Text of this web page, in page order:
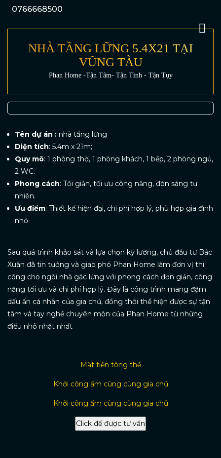
0766668500
NHÀ TẦNG LỮNG 5.4X21 TẠI
VŨNG TÀU
Phan Home -Tận Tâm- Tận Tình - Tận Tụy
Tên dự án : nhà tầng lững
Diện tích: 5.4m x 21m;
Quy mô: 1 phòng thờ, 1 phòng khách, 1 bếp, 2 phòng ngủ,
2 WC.
Phong cách: Tối giản, tối ưu công năng, đón sáng tự
nhiên.
Ưu điểm: Thiết kế hiện đại, chi phí hợp lý, phù hợp gia đình
nhỏ
Sau quá trình khảo sát và lựa chọn kỹ lưỡng, chủ đầu tư Bác
Xuân đã tin tưởng và giao phó Phan Home làm đơn vị thi
công cho ngôi nhà gác lửng với phong cách đơn giản, công
năng tối ưu và chi phí hợp lý. Đây là công trình mang đậm
dấu ấn cá nhân của gia chủ, đồng thời thể hiện được sự tận
tâm và tay nghề chuyên môn của Phan Home từ những
điều nhỏ nhặt nhất
Mặt tiền tông thể
Khởi công ấm cùng cùng gia chủ
Khởi công ấm cùng cùng gia chủ